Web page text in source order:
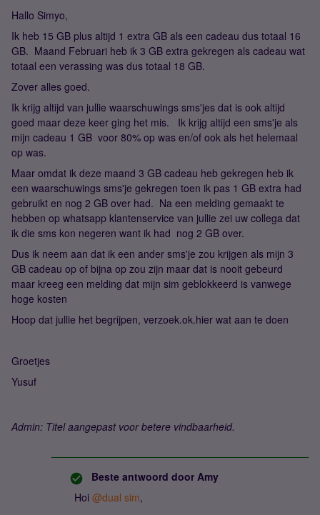
Hallo Simyo,
Ik heb 15 GB plus altijd 1 extra GB als een cadeau dus totaal 16
GB. Maand Februari heb ik 3 GB extra gekregen als cadeau wat
totaal een verassing was dus totaal 18 GB.
Zover alles goed.
Ik krijg altijd van jullie waarschuwings sms'jes dat is ook altijd
goed maar deze keer ging het mis. Ik krijg altijd een sms'je als
mijn cadeau 1 GB voor 80% op was en/of ook als het helemaal
op was.
Maar omdat ik deze maand 3 GB cadeau heb gekregen heb ik
een waarschuwings sms'je gekregen toen ik pas 1 GB extra had
gebruikt en nog 2 GB over had. Na een melding gemaakt te
hebben op whatsapp klantenservice van jullie zei uw collega dat
ik die sms kon negeren want ik had nog 2 GB over.
Dus ik neem aan dat ik een ander sms'je zou krijgen als mijn 3
GB cadeau op of bijna op zou zijn maar dat is nooit gebeurd
maar kreeg een melding dat mijn sim geblokkeerd is vanwege
hoge kosten
Hoop dat jullie het begrijpen, verzoek.ok.hier wat aan te doen
Groetjes
Yusuf
Admin: Titel aangepast voor betere vindbaarheid.
Beste antwoord door Amy
Hoi @dual sim,